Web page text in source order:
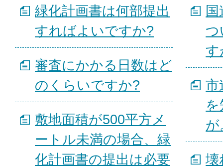
緑化計画書は何部提出
すればよいですか?
審査にかかる日数はど
のくらいですか?
敷地面積が500平方メ
ートル未満の場合、緑
化計画書の提出は必要
つ
す
市
が
壊